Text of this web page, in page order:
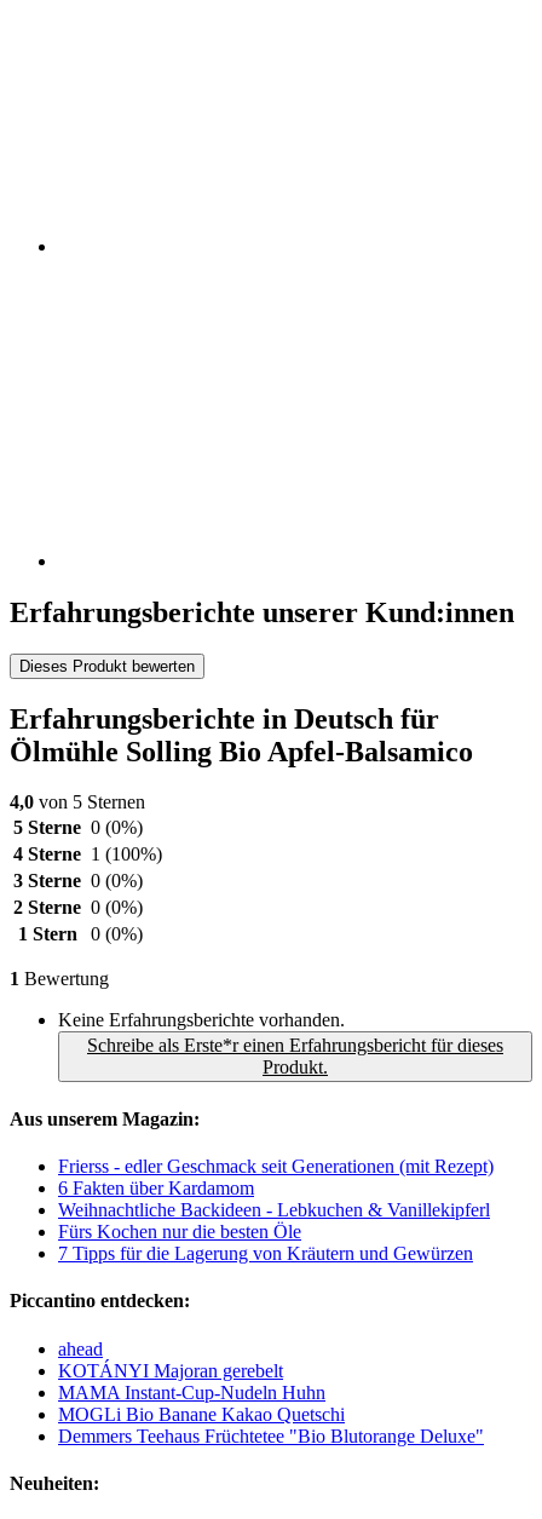
Erfahrungsberichte unserer Kund:innen
Dieses Produkt bewerten
Erfahrungsberichte in Deutsch für
Ölmühle Solling Bio Apfel-Balsamico
4,0 von 5 Sternen
5 Sterne 0 (0%)
4 Sterne 1 (100%)
3 Sterne 0 (0%)
2 Sterne 0 (0%)
1 Stern
0 (0%)
1 Bewertung
Keine Erfahrungsberichte vorhanden.
Schreibe als Erste*r einen Erfahrungsbericht für dieses
Produkt.
Aus unserem Magazin:
Frierss - edler Geschmack seit Generationen (mit Rezept)
6 Fakten über Kardamom
Weihnachtliche Backideen - Lebkuchen & Vanillekipferl
Fürs Kochen nur die besten Öle
7 Tipps für die Lagerung von Kräutern und Gewürzen
Piccantino entdecken:
ahead
KOTÁNYI Majoran gerebelt
MAMA Instant-Cup-Nudeln Huhn
MOGLi Bio Banane Kakao Quetschi
Demmers Teehaus Früchtetee "Bio Blutorange Deluxe"
Neuheiten: